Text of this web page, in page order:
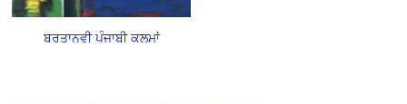
ਬਰਤਾਨਵੀ ਪੰਜਾਬੀ ਕਲਮਾਂ